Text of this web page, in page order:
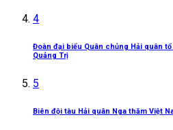
4
Đoàn đại biểu Quân chủng Hải quân
Quảng Trị
5
Biên đội tàu Hải quân Nga thăm Việt